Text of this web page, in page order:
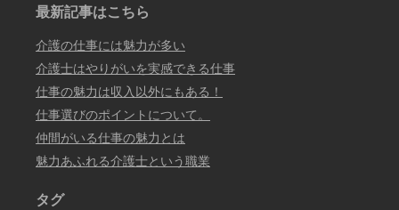
最新記事はこちら
介護の仕事には魅力が多い
介護士はやりがいを実感できる仕事
仕事の魅力は収入以外にもある！
仕事選びのポイントについて。
仲間がいる仕事の魅力とは
魅力あふれる介護士という職業
タグ